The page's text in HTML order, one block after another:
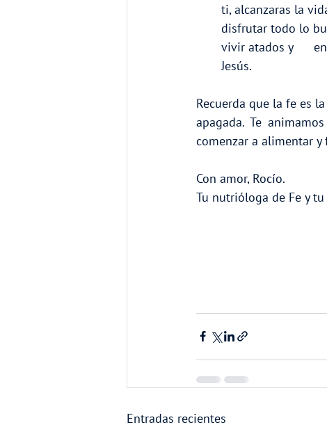
ti, alcanzaras la
disfrutar todo lo
vivir atados y
Jesús.
Recuerda que la fe es
apagada. Te
comenzar a alimentar y
Con amor, Rocío.
Tu nutrióloga de Fe y
Entradas recientes